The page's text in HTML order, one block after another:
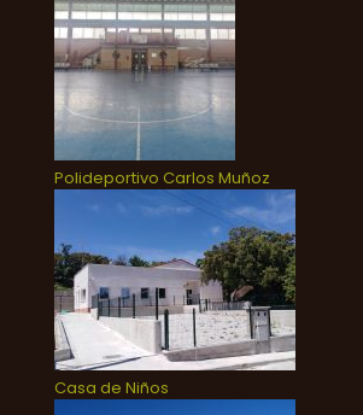
Polideportivo Carlos Muñoz
Casa de Niños